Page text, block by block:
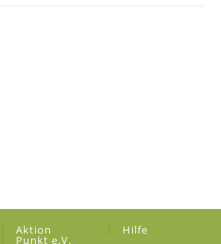
Aktion
Punkt e.V.
Hilfe